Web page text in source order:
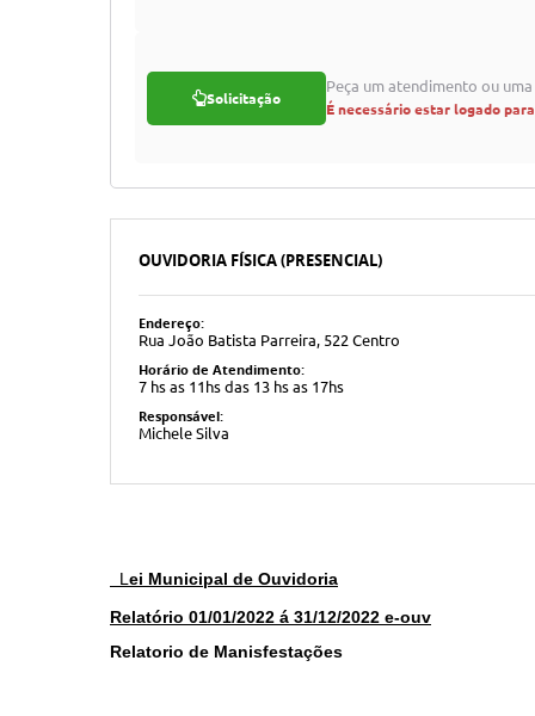
Solicitação
Peça um atendimento ou
É necessário estar logado
OUVIDORIA FÍSICA (PRESENCIAL)
Endereço:
Rua João Batista Parreira, 522 Centro
Horário de Atendimento:
7 hs as 11hs das 13 hs as 17hs
Responsável:
Michele Silva
L ei Municipal de Ouvidoria
Relatório 01/01/2022 á 31/12/2022 e-ouv
Relatorio de Manisfestações